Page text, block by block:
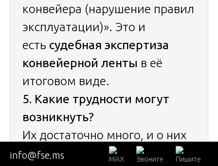
конвейера (нарушение правил
эксплуатации)». Это и
есть судебная экспертиза
конвейерной ленты в её
итоговом виде.
5. Какие трудности могут
возникнуть?
Их достаточно много, и о них
нужно знать:
info@fse.ms